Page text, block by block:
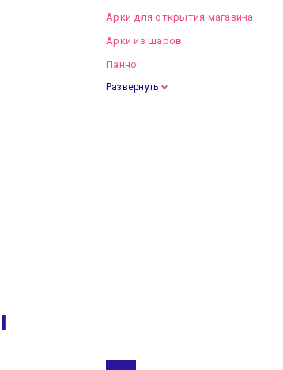
Арки для открытия магазина
Арки из шаров
Панно
Развернуть